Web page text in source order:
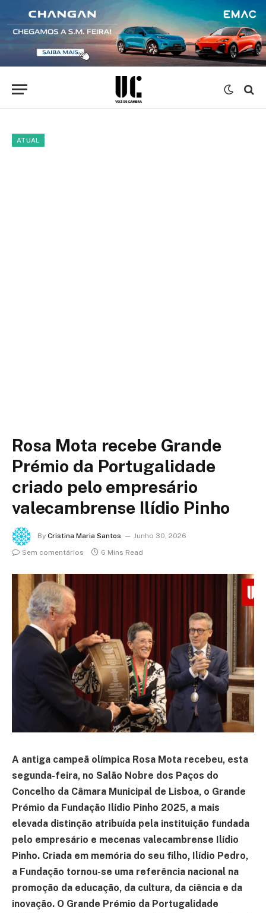
ATUAL
Rosa Mota recebe Grande
Prémio da Portugalidade
criado pelo empresário
valecambrense Ilídio Pinho
By Cristina Maria Santos
Junho 30, 2026
Sem comentários
6 Mins Read
A antiga campeã olímpica Rosa Mota recebeu, esta
segunda-feira, no Salão Nobre dos Paços do
Concelho da Câmara Municipal de Lisboa, o Grande
Prémio da Fundação Ilídio Pinho 2025, a mais
elevada distinção atribuída pela instituição fundada
pelo empresário e mecenas valecambrense Ilídio
Pinho. Criada em memória do seu filho, Ilídio Pedro,
a Fundação tornou-se uma referência nacional na
promoção da educação, da cultura, da ciência e da
inovação. O Grande Prémio da Portugalidade